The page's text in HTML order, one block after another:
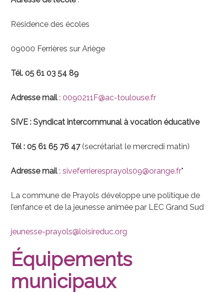
Résidence des écoles
09000 Ferrières sur Ariège
Tél. 05 61 03 54 89
Adresse mail: 0090211F@ac-toulouse.fr
SIVE : Syndicat intercommunal à vocation éducative
Tél : 05 61 65 76 47(secrétariat le mercredi matin)
Adresse mail:siveferrieresprayols09@orange.fr"
La commune de Prayols développe une politique de
l’enfance et de la jeunesse animée par LEC Grand Sud
jeunesse-prayols@loisireduc.org
Équipements
municipaux